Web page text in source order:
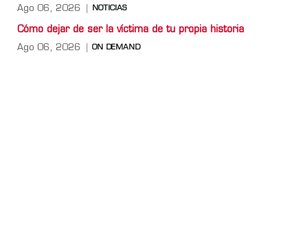
Ago 06, 2026 NOTICIAS
Cómo dejar de ser la víctima de tu propia historia
Ago 06, 2026 ON DEMAND